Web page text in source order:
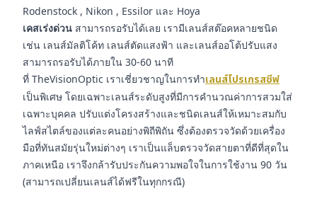
Rodenstock , Nikon , Essilor และ Hoya
เคสเร่งด่วน สามารถรอรับได้เลย เรามีเลนส์สต๊อคหลายชนิด
เช่น เลนส์มัลติโค้ท เลนส์ตัดแสงฟ้า และเลนส์ออโต้ปรับแสง
สามารถรอรับได้ภายใน 30-60 นาที
ที่ TheVisionOptic เราเชี่ยวชาญในการทำเลนส์โปรเกรสซีฟ
เป็นพิเศษ โดยเฉพาะเลนส์ระดับสูงที่มีการคำนวณค่าการสวมใส่
เฉพาะบุคคล ปรับแต่งโครงสร้างและชนิดเลนส์ให้เหมาะสมกับ
ไลฟ์สไตล์ของแต่ละคนอย่างพิถีพิถัน ซึ่งต้องตรวจวัดด้วยเครื่อง
มือที่ทันสมัยรุ่นใหม่ต่างๆ เราเป็นแล็บตรวจวัดสายตาที่ดีที่สุดใน
ภาคเหนือ เราจึงกล้ารับประกันความพอใจในการใช้งาน 90 วัน
(สามารถเปลี่ยนเลนส์ได้ฟรีในทุกกรณี)